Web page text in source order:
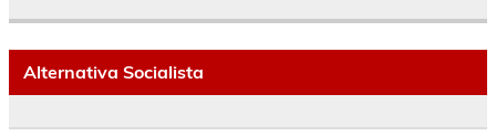
Alternativa Socialista